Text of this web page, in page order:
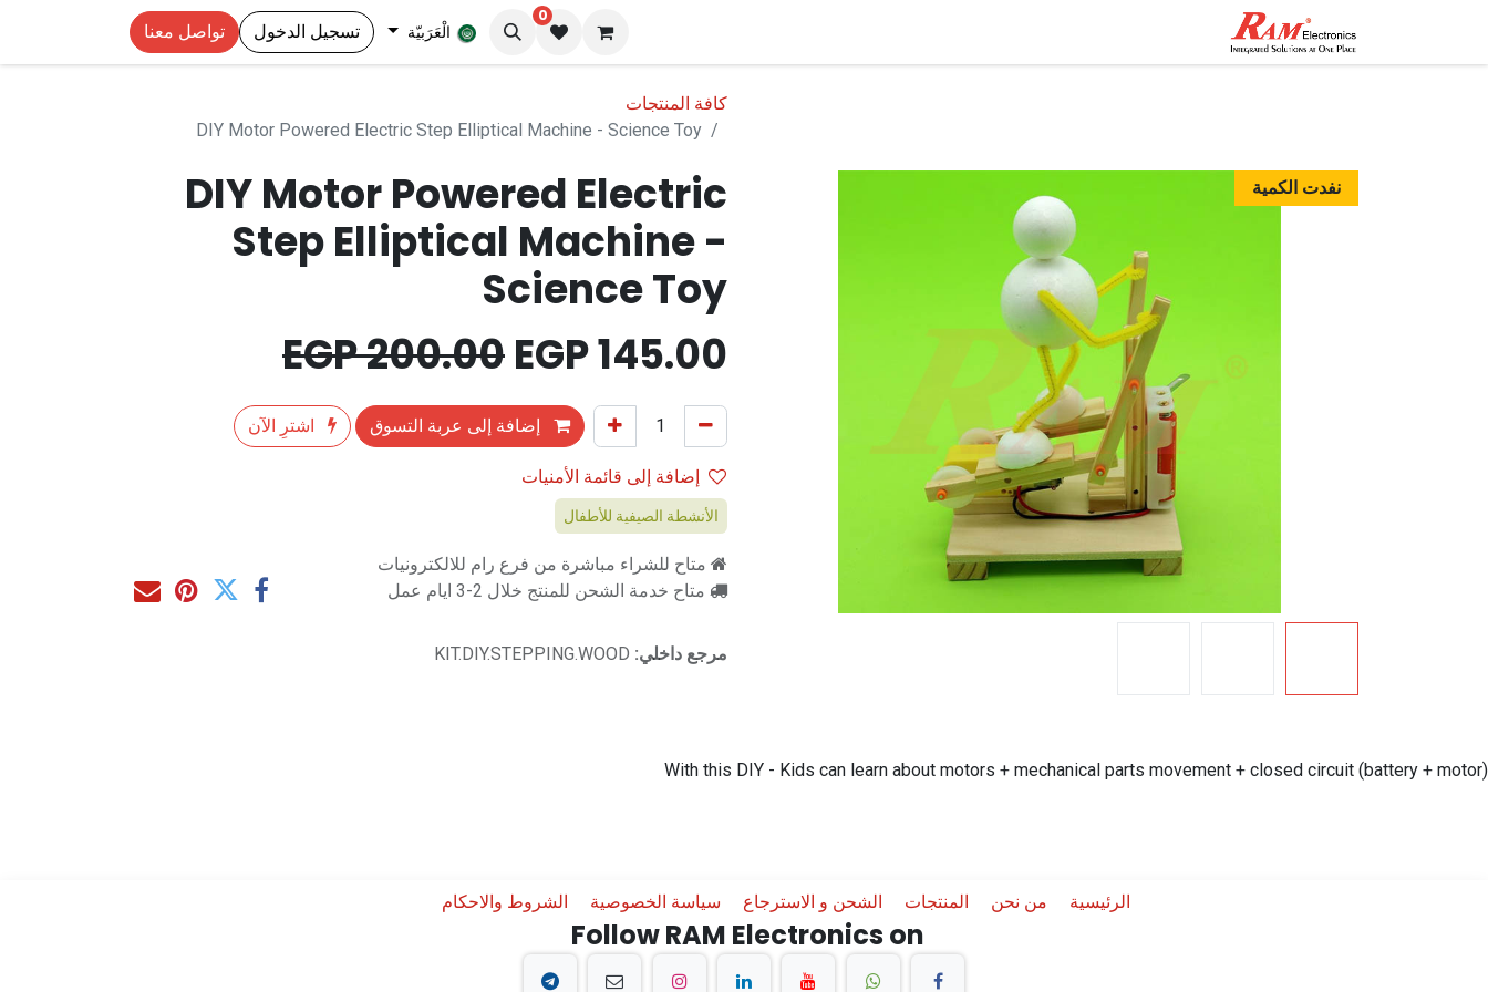
0
الْعَرَبيّة تسجيل الدخول تواصل معنا
كافة المنتجات
DIY Motor Powered Electric Step Elliptical Machine - Science Toy
نفدت الكمية
DIY Motor Powered Electric
Step Elliptical Machine -
Science Toy
145.00
200.00
EGP
إضافة إلى عربة التسوق
اشترِ الآن
إضافة إلى قائمة الأمنيات
الأنشطة الصيفية للأطفال
متاح للشراء مباشرة من فرع رام للالكترونيات
متاح خدمة الشحن للمنتج خلال 2-3 ايام عمل
مرجع داخلي: KIT.DIY.STEPPING.WOOD
With this DIY - Kids can learn about motors + mechanical parts movement + closed circuit (battery + motor)
الرئيسية من نحن المنتجات الشحن و الاسترجاع سياسة الخصوصية الشروط والاحكام
Follow RAM Electronics on